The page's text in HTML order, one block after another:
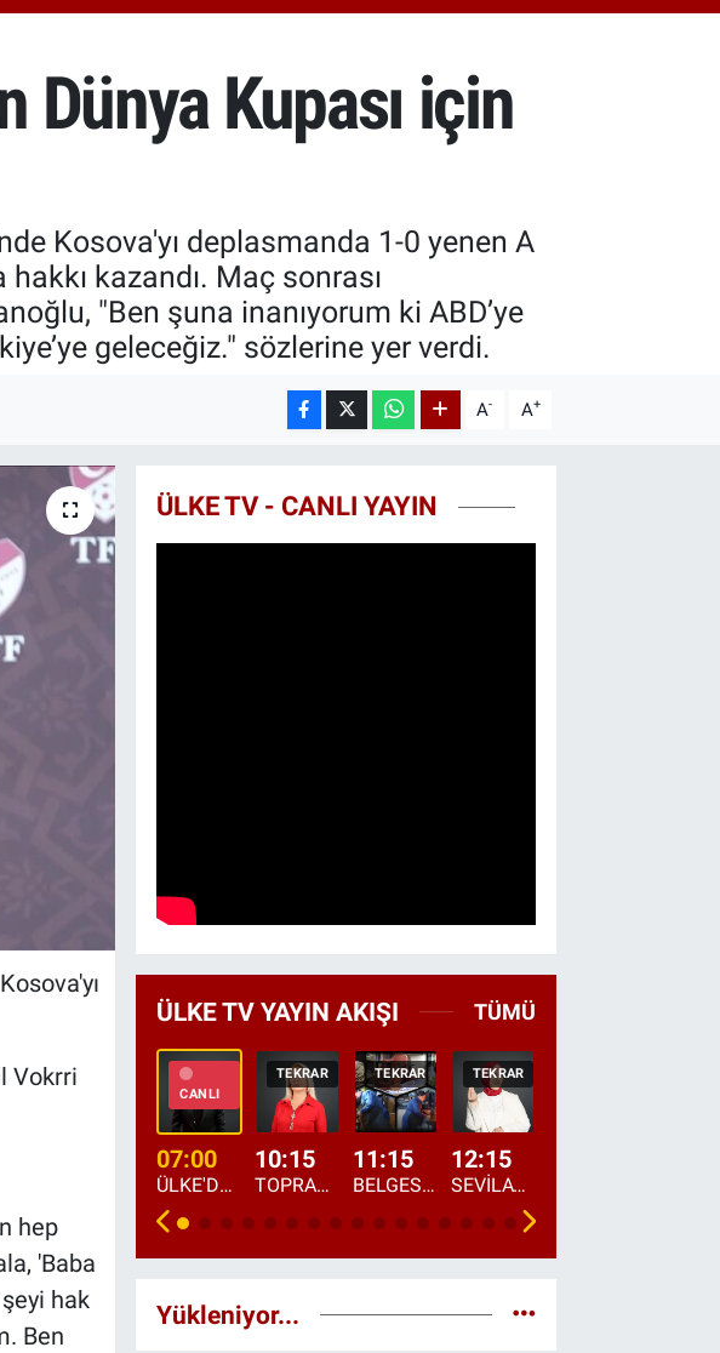
64.225,61
%-0.63
Dünya Kupası için
Kosova'yı deplasmanda 1-0 yenen A
kazandı. Maç sonrası
"Ben şuna inanıyorum ki ABD’ye
geleceğiz." sözlerine yer verdi.
A- A+
Vokrri
hep
'Baba
hak
Ben
ÜLKE TV - CANLI YAYIN
ÜLKE TV YAYIN AKIŞI TÜMÜ
CANLI
07:00
ÜLKE'DE BU SABAH
TEKRAR
10:15
TOPRAKTAN SOFRAYA
TEKRAR
11:15
BELGESEL: "ÜLKE'NİN ALIN TERİ"
TEKRAR
12:15
SEVİLAY SUNGUR İLE ELİMİN BEREKETİ
Yükleniyor...